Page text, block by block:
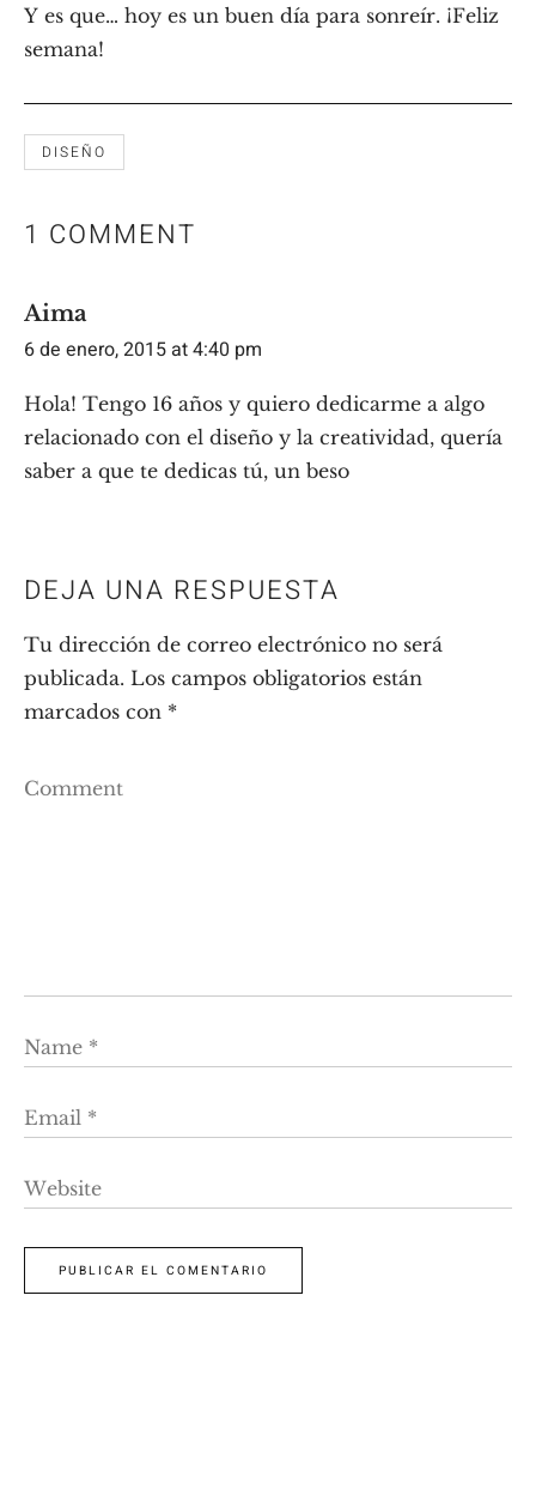
Y es que… hoy es un buen día para sonreír. ¡Feliz
semana!
DISEÑO
1 COMMENT
Aima
6 de enero, 2015 at 4:40 pm
Hola! Tengo 16 años y quiero dedicarme a algo
relacionado con el diseño y la creatividad, quería
saber a que te dedicas tú, un beso
DEJA UNA RESPUESTA
Tu dirección de correo electrónico no será
publicada. Los campos obligatorios están
marcados con *
Comment
Name *
Email *
Website
PUBLICAR EL COMENTARIO